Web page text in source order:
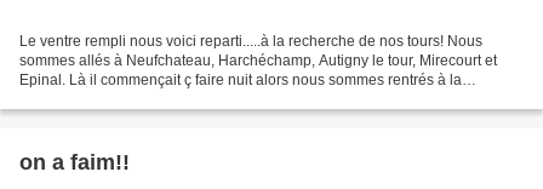
Le ventre rempli nous voici reparti.....à la recherche de nos tours! Nous
sommes allés à Neufchateau, Harchéchamp, Autigny le tour, Mirecourt et
Epinal. Là il commençait ç faire nuit alors nous sommes rentrés à la
on a faim!!